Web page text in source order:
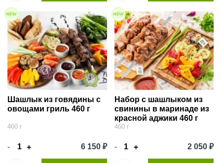
Шашлык из говядины с
овощами гриль 460 г
460 г
- + 6 150 ₽
Набор с шашлыком из
свинины в маринаде из
красной аджики 460 г
460 г
- + 2 050 ₽